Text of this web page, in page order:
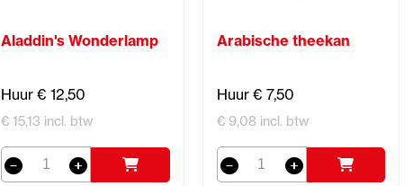
Aladdin's Wonderlamp
Huur € 12,50
€ 15,13 incl. btw
Arabische theekan
Huur € 7,50
€ 9,08 incl. btw